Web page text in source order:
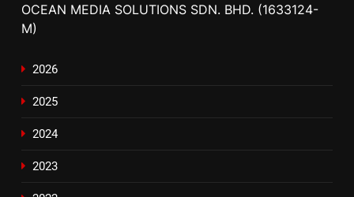
OCEAN MEDIA SOLUTIONS SDN. BHD. (1633124-
M)
2026
2025
2024
2023